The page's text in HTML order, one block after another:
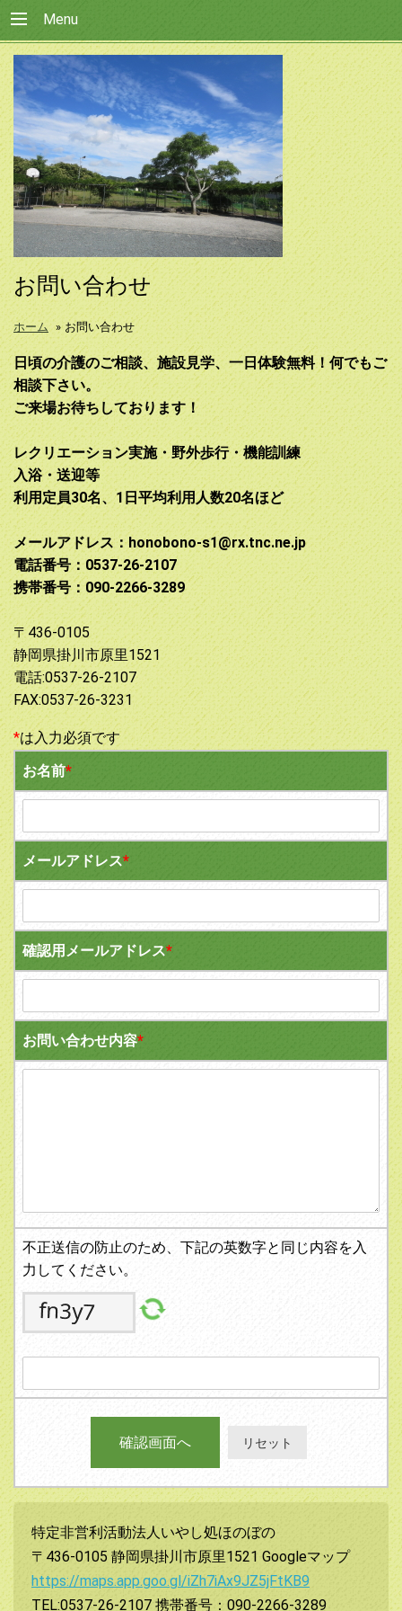
Menu
お問い合わせ
ホーム » お問い合わせ
日頃の介護のご相談、施設見学、一日体験無料！何でもご
相談下さい。
ご来場お待ちしております！
レクリエーション実施・野外歩行・機能訓練
入浴・送迎等
利用定員30名、1日平均利用人数20名ほど
メールアドレス：honobono-s1@rx.tnc.ne.jp
電話番号：0537-26-2107
携帯番号：090-2266-3289
〒436-0105
静岡県掛川市原里1521
電話:0537-26-2107
FAX:0537-26-3231
*は入力必須です
お名前*
メールアドレス*
確認用メールアドレス*
お問い合わせ内容*
不正送信の防止のため、下記の英数字と同じ内容を入
力してください。
特定非営利活動法人いやし処ほのぼの
〒436-0105 静岡県掛川市原里1521 Googleマップ
https://maps.app.goo.gl/iZh7iAx9JZ5jFtKB9
TEL:0537-26-2107 携帯番号：090-2266-3289